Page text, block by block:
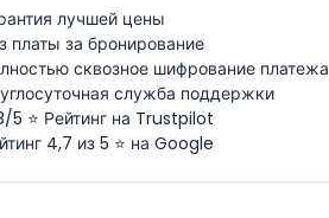
лучшей цены
платы за бронирование
сквозное шифрование платежа
служба поддержки
5 ⭐ Рейтинг на Trustpilot
4,7 из 5 ⭐ на Google